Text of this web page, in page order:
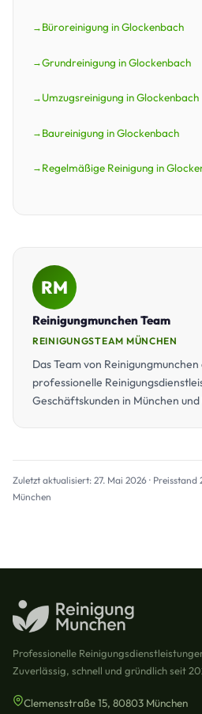
Büroreinigung in Glockenbach
Grundreinigung in Glockenbach
Umzugsreinigung in Glockenbach
Baureinigung in Glockenbach
Regelmäßige Reinigung in
RM
Reinigungmunchen Team
REINIGUNGSTEAM MÜNCHEN
Das Team von
professionelle
Geschäftskunden in München
Zuletzt aktualisiert: 27. Mai 2026 · Preisstand
München
Professionelle
Zuverlässig, schnell und gründlich seit
Clemensstraße 15, 80803 München